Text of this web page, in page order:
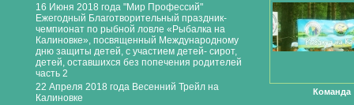
16 Июня 2018 года "Мир Профессий"
Ежегодный Благотворительный праздник-
чемпионат по рыбной ловле «Рыбалка на
Калиновке», посвященный Международному
дню защиты детей, с участием детей- сирот,
детей, оставшихся без попечения родителей
часть 2
22 Апреля 2018 года Весенний Трейл на
Калиновке
Команда